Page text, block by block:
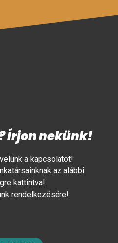
Írjon nekünk!
a kapcsolatot!
az alábbi
kattintva!
rendelkezésére!